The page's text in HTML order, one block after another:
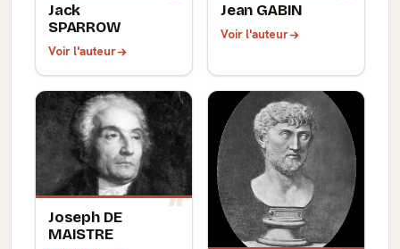
Jack
SPARROW
Voir l'auteur
Jean GABIN
Voir l'auteur
Joseph DE
MAISTRE